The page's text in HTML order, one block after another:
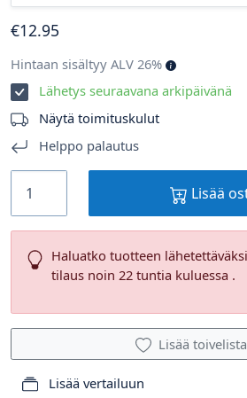
€12.95
Hintaan sisältyy ALV 26%
Lähetys seuraavana arkipäivänä
Näytä toimituskulut
Helppo palautus
Lisää
Haluatko tuotteen
tilaus noin 22 tuntia kuluessa .
Lisää
Lisää vertailuun